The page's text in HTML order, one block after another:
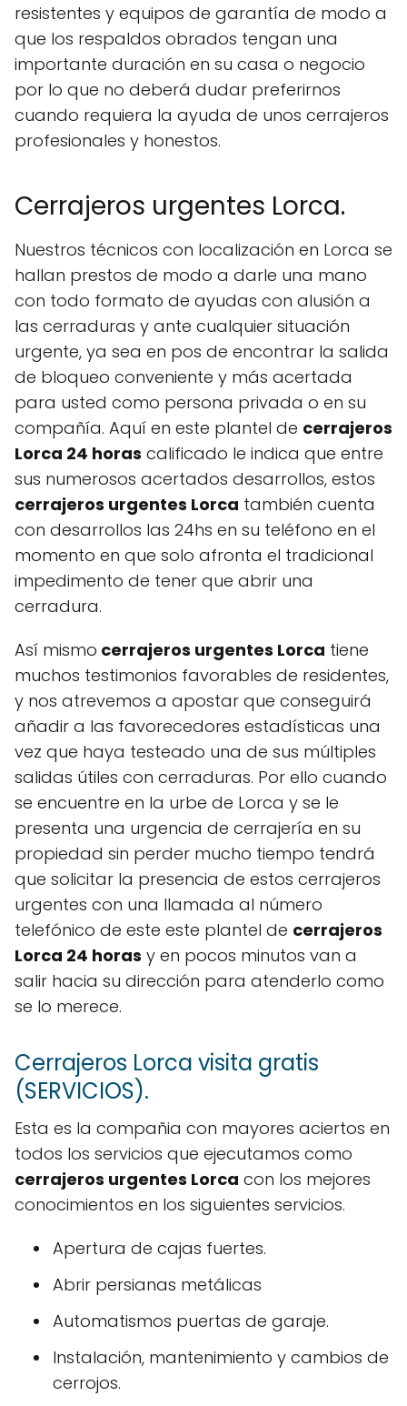
resistentes y equipos de garantía de modo a
que los respaldos obrados tengan una
importante duración en su casa o negocio
por lo que no deberá dudar preferirnos
cuando requiera la ayuda de unos cerrajeros
profesionales y honestos.
Cerrajeros urgentes Lorca.
Nuestros técnicos con localización en Lorca se
hallan prestos de modo a darle una mano
con todo formato de ayudas con alusión a
las cerraduras y ante cualquier situación
urgente, ya sea en pos de encontrar la salida
de bloqueo conveniente y más acertada
para usted como persona privada o en su
compañía. Aquí en este plantel de cerrajeros
Lorca 24 horas calificado le indica que entre
sus numerosos acertados desarrollos, estos
cerrajeros urgentes Lorca también cuenta
con desarrollos las 24hs en su teléfono en el
momento en que solo afronta el tradicional
impedimento de tener que abrir una
cerradura.
Así mismo cerrajeros urgentes Lorca tiene
muchos testimonios favorables de residentes,
y nos atrevemos a apostar que conseguirá
añadir a las favorecedores estadísticas una
vez que haya testeado una de sus múltiples
salidas útiles con cerraduras. Por ello cuando
se encuentre en la urbe de Lorca y se le
presenta una urgencia de cerrajería en su
propiedad sin perder mucho tiempo tendrá
que solicitar la presencia de estos cerrajeros
urgentes con una llamada al número
telefónico de este este plantel de cerrajeros
Lorca 24 horas y en pocos minutos van a
salir hacia su dirección para atenderlo como
se lo merece.
Cerrajeros Lorca visita gratis
(SERVICIOS).
Esta es la compañia con mayores aciertos en
todos los servicios que ejecutamos como
cerrajeros urgentes Lorca con los mejores
conocimientos en los siguientes servicios.
Apertura de cajas fuertes.
Abrir persianas metálicas
Automatismos puertas de garaje.
Instalación, mantenimiento y cambios de
cerrojos.